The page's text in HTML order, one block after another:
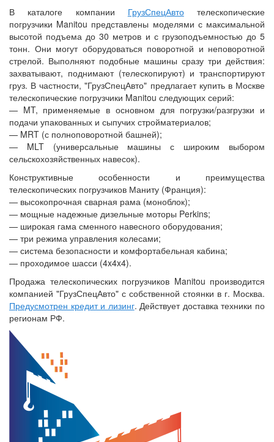
В каталоге компании ГрузСпецАвтотелескопические
погрузчики Manitou представлены моделями с максимальной
высотой подъема до 30 метров и с грузоподъемностью до 5
тонн. Они могут оборудоваться поворотной и неповоротной
стрелой. Выполняют подобные машины сразу три действия:
захватывают, поднимают (телескопируют) и транспортируют
груз. В частности, "ГрузСпецАвто" предлагает купить в Москве
телескопические погрузчики Manitou следующих серий:
— MT, применяемые в основном для погрузки/разгрузки и
подачи упакованных и сыпучих стройматериалов;
— MRT (с полноповоротной башней);
— MLT (универсальные машины с широким выбором
сельскохозяйственных навесок).
Конструктивные особенности и преимущества
телескопических погрузчиков Маниту (Франция):
— высокопрочная сварная рама (моноблок);
— мощные надежные дизельные моторы Perkins;
— широкая гама сменного навесного оборудования;
— три режима управления колесами;
— система безопасности и комфортабельная кабина;
— проходимое шасси (4x4x4).
Продажа телескопических погрузчиков Manitou производится
компанией "ГрузСпецАвто" с собственной стоянки в г. Москва.
Предусмотрен кредит и лизинг. Действует доставка техники по
регионам РФ.